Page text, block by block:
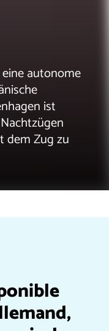
autonome
ist
dem Zug zu